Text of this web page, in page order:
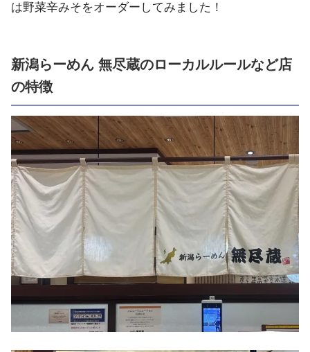
は野菜辛みそをオーダーしてみました！
新潟らーめん 無尽蔵のローカルルールなど店
の特徴